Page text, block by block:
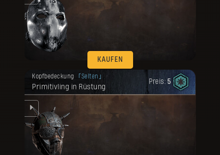
KAUFEN
Kopfbedeckung Selten
Primitivling in Rüstung
Preis: 5
Deine Belohnung ist freigeschaltet
worden.